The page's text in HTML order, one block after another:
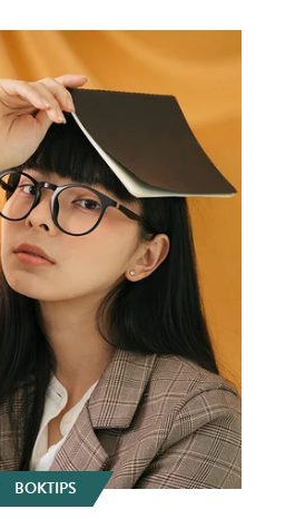
BOKTIPS